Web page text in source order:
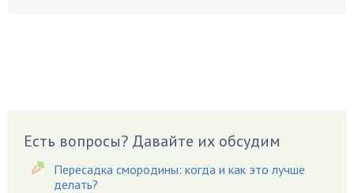
Вешенки
Виноград
Есть вопросы? Давайте их обсудим
Пересадка смородины: когда и как это лучше
делать?